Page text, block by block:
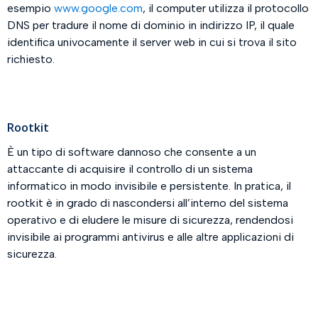
esempio www.google.com, il computer utilizza il protocollo
DNS per tradure il nome di dominio in indirizzo IP, il quale
identifica univocamente il server web in cui si trova il sito
richiesto.
Rootkit
È un tipo di software dannoso che consente a un
attaccante di acquisire il controllo di un sistema
informatico in modo invisibile e persistente. In pratica, il
rootkit è in grado di nascondersi all’interno del sistema
operativo e di eludere le misure di sicurezza, rendendosi
invisibile ai programmi antivirus e alle altre applicazioni di
sicurezza.